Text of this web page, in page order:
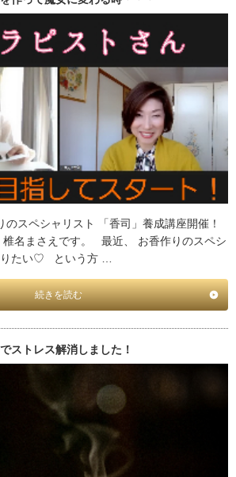
のスペシャリスト 「香司」養成講座開催！
椎名まさえです。 最近、 お香作りのスペシ
りたい♡ という方 …
続きを読む
ストレス解消しました！